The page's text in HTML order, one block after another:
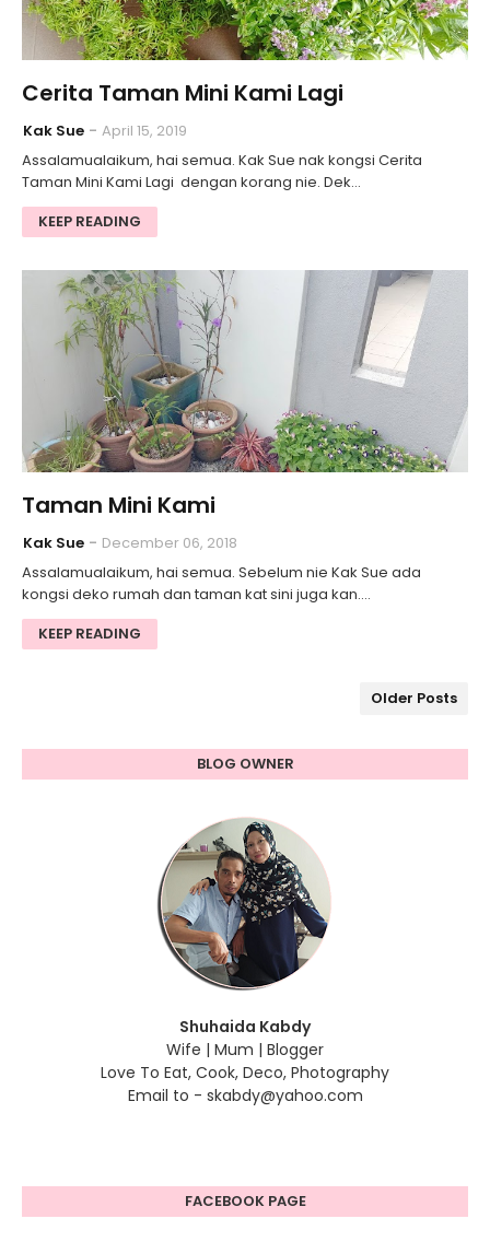
Cerita Taman Mini Kami Lagi
Kak Sue
April 15, 2019
Assalamualaikum, hai semua. Kak Sue nak kongsi Cerita
Taman Mini Kami Lagi dengan korang nie. Dek…
KEEP READING
Taman Mini Kami
Kak Sue
December 06, 2018
Assalamualaikum, hai semua. Sebelum nie Kak Sue ada
kongsi deko rumah dan taman kat sini juga kan.…
KEEP READING
Older Posts
BLOG OWNER
Shuhaida Kabdy
Wife | Mum | Blogger
Love To Eat, Cook, Deco, Photography
Email to - skabdy@yahoo.com
FACEBOOK PAGE